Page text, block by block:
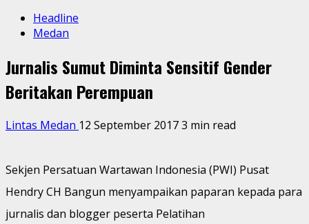
Headline
Medan
Jurnalis Sumut Diminta Sensitif Gender
Beritakan Perempuan
Lintas Medan 12 September 20173 min read
Sekjen Persatuan Wartawan Indonesia (PWI) Pusat
Hendry CH Bangun menyampaikan paparan kepada para
jurnalis dan blogger peserta Pelatihan